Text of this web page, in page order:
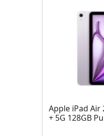
Apple iPad Air
+ 5G 128GB